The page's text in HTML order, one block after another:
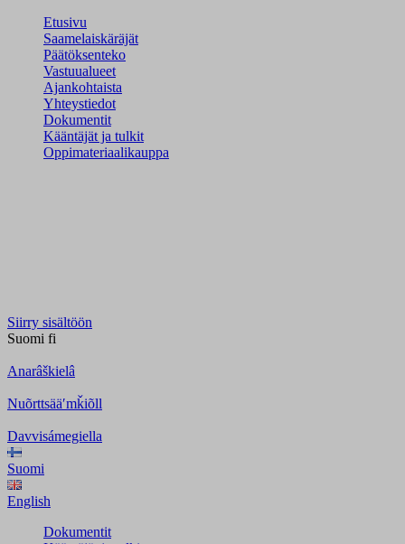
Etusivu
Saamelaiskäräjät
Päätöksenteko
Vastuualueet
Ajankohtaista
Yhteystiedot
Dokumentit
Kääntäjät ja tulkit
Oppimateriaalikauppa
Siirry sisältöön
Suomi fi
Anarâškielâ
Nuõrttsääʹmǩiõll
Davvisámegiella
Suomi
English
Dokumentit